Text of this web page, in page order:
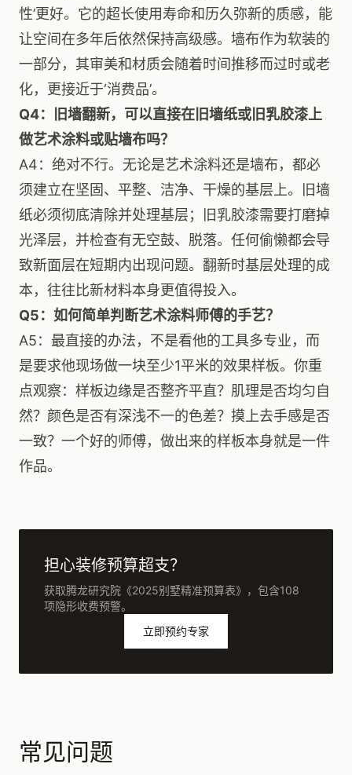
性’更好。它的超长使用寿命和历久弥新的质感，能
让空间在多年后依然保持高级感。墙布作为软装的
一部分，其审美和材质会随着时间推移而过时或老
化，更接近于‘消费品’。
Q4：旧墙翻新，可以直接在旧墙纸或旧乳胶漆上
做艺术涂料或贴墙布吗？
A4：绝对不行。无论是艺术涂料还是墙布，都必
须建立在坚固、平整、洁净、干燥的基层上。旧墙
纸必须彻底清除并处理基层；旧乳胶漆需要打磨掉
光泽层，并检查有无空鼓、脱落。任何偷懒都会导
致新面层在短期内出现问题。翻新时基层处理的成
本，往往比新材料本身更值得投入。
Q5：如何简单判断艺术涂料师傅的手艺？
A5：最直接的办法，不是看他的工具多专业，而
是要求他现场做一块至少1平米的效果样板。你重
点观察：样板边缘是否整齐平直？肌理是否均匀自
然？颜色是否有深浅不一的色差？摸上去手感是否
一致？一个好的师傅，做出来的样板本身就是一件
作品。
担心装修预算超支？
获取腾龙研究院《2025别墅精准预算表》，包含108
项隐形收费预警。
立即预约专家
常见问题